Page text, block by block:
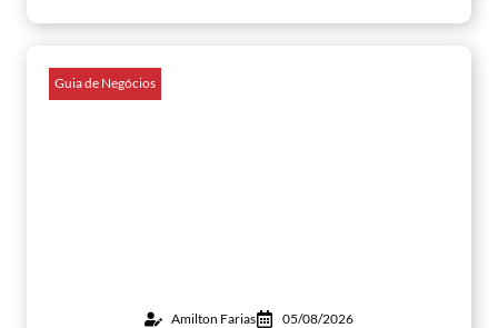
Guia de Negócios
Amilton Farias 05/08/2026